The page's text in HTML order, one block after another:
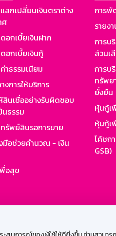
ลกเปลี่ยนเงินตราต่าง
ศ
อกเบี้ยเงินฝาก
อกเบี้ยเงินกู้
าธรรมเนียม
งการให้บริการ
สินเชื่ออย่างรับผิดชอบ
นธรรม
รัพย์สินรอการขาย
มือช่วยคำนวณ - เงิน
อสุข
การพั
รายง
การบ
ส่วนเ
การบ
ทรัพย
ยั่งยืน
หุ้นกู้เ
หุ้นกู้เ
โค้ชก
GSB)